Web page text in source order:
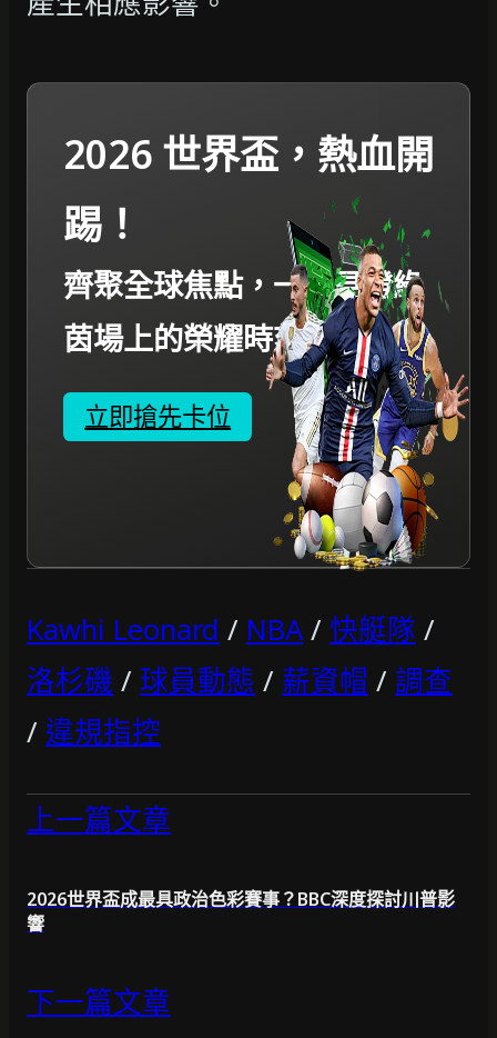
2026 世界盃，熱血開
踢！
齊聚全球焦點，一起見證綠
茵場上的榮耀時刻。
立即搶先卡位
Kawhi Leonard / NBA/ 快艇隊 /
洛杉磯 / 球員動態 / 薪資帽 / 調查
/ 違規指控
上一篇文章
2026世界盃成最具政治色彩賽事？BBC深度探討川普影
響
下一篇文章